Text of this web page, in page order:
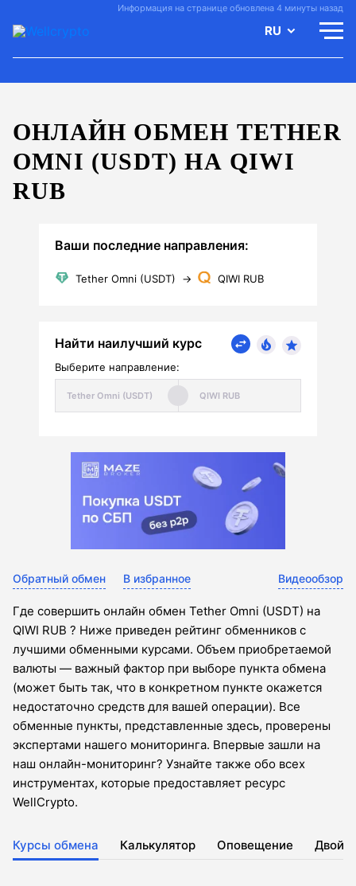
Информация на странице обновлена 4 минуты назад
RU
ОНЛАЙН ОБМЕН TETHER
OMNI (USDT) НА QIWI
RUB
Ваши последние направления:
Tether Omni (USDT) → QIWI RUB
Найти наилучший курс
Выберите направление:
Обратный обмен В избранное Видеообзор
Где совершить онлайн обмен Tether Omni (USDT) на
QIWI RUB ? Ниже приведен рейтинг обменников с
лучшими обменными курсами. Объем приобретаемой
валюты — важный фактор при выборе пункта обмена
(может быть так, что в конкретном пункте окажется
недостаточно средств для вашей операции). Все
обменные пункты, представленные здесь, проверены
экспертами нашего мониторинга. Впервые зашли на
наш онлайн-мониторинг? Узнайте также обо всех
инструментах, которые предоставляет ресурс
WellCrypto.
Курсы обмена Калькулятор Оповещение